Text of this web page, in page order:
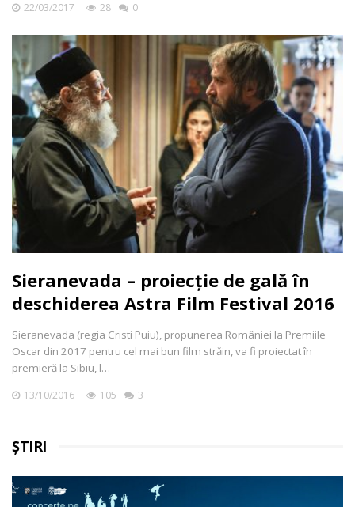
22/03/2017 28 0
Sieranevada – proiecție de gală în
deschiderea Astra Film Festival 2016
Sieranevada (regia Cristi Puiu), propunerea României la Premiile
Oscar din 2017 pentru cel mai bun film străin, va fi proiectat în
premieră la Sibiu, l…
13/10/2016 105 3
ȘTIRI